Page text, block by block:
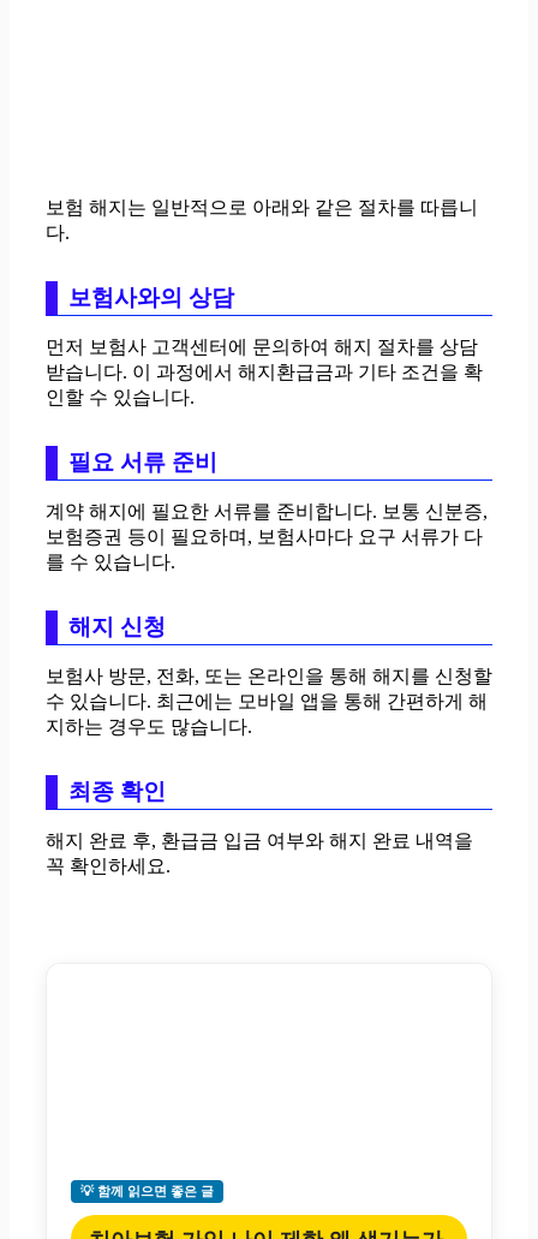
보험 해지는 일반적으로 아래와 같은 절차를 따릅니
다.
보험사와의 상담
먼저 보험사 고객센터에 문의하여 해지 절차를 상담
받습니다. 이 과정에서 해지환급금과 기타 조건을 확
인할 수 있습니다.
필요 서류 준비
계약 해지에 필요한 서류를 준비합니다. 보통 신분증,
보험증권 등이 필요하며, 보험사마다 요구 서류가 다
를 수 있습니다.
해지 신청
보험사 방문, 전화, 또는 온라인을 통해 해지를 신청할
수 있습니다. 최근에는 모바일 앱을 통해 간편하게 해
지하는 경우도 많습니다.
최종 확인
해지 완료 후, 환급금 입금 여부와 해지 완료 내역을
꼭 확인하세요.
💡 함께 읽으면 좋은 글